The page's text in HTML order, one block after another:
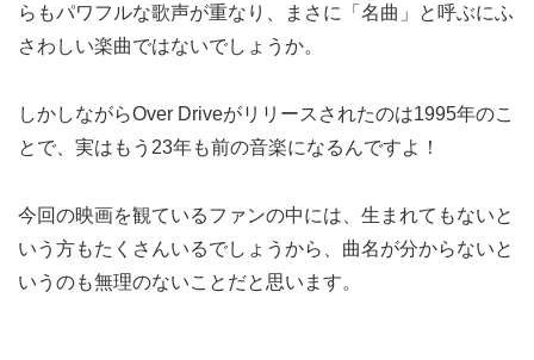
らもパワフルな歌声が重なり、まさに「名曲」と呼ぶにふ
さわしい楽曲ではないでしょうか。
しかしながらOver Driveがリリースされたのは1995年のこ
とで、実はもう23年も前の音楽になるんですよ！
今回の映画を観ているファンの中には、生まれてもないと
いう方もたくさんいるでしょうから、曲名が分からないと
いうのも無理のないことだと思います。